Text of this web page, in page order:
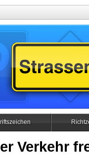
Verkehr